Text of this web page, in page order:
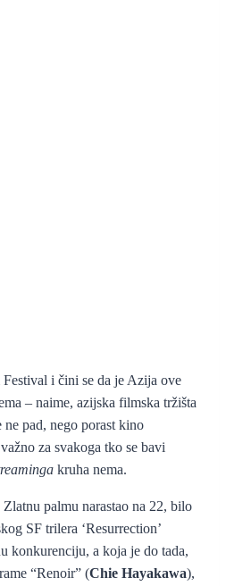
i čini se da je Azija ove
– naime, azijska filmska tržišta
pad, nego porast kino
za svakoga tko se bavi
kruha nema.
palmu narastao na 22, bilo
SF trilera ‘Resurrection’
konkurenciju, a koja je do tada,
“Renoir” (Chie Hayakawa),